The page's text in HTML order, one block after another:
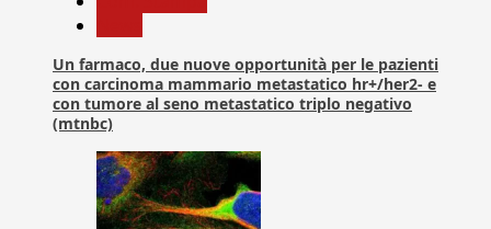
Un farmaco, due nuove opportunità per le pazienti
con carcinoma mammario metastatico hr+/her2- e
con tumore al seno metastatico triplo negativo
(mtnbc)